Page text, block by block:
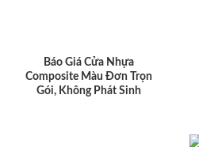
Báo Giá Cửa Nhựa
Composite Màu Đơn Trọn
Gói, Không Phát Sinh